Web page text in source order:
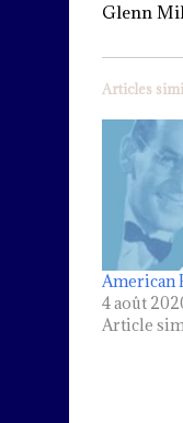
Glenn
Articles
American
4 août
Article